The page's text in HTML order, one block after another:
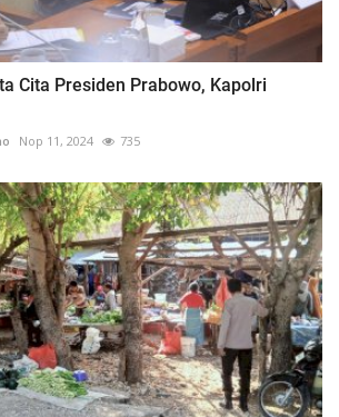
Cita Presiden Prabowo, Kapolri
Nop 11, 2024 735